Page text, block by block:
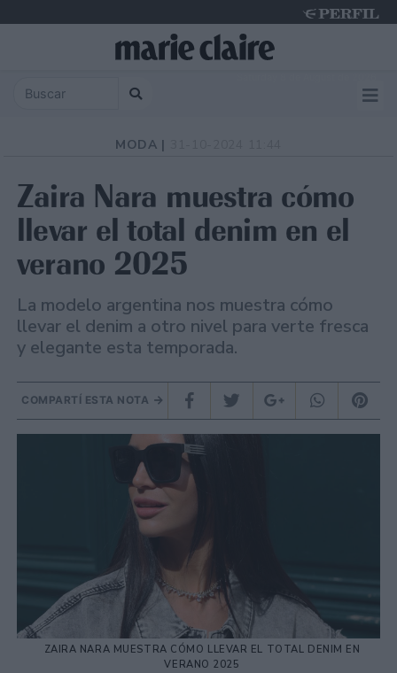
MODA |
Zaira Nara muestra cómo
llevar el total denim en el
verano 2025
La modelo argentina nos muestra cómo
llevar el denim a otro nivel para verte fresca
y elegante esta temporada.
COMPARTÍ ESTA NOTA
ZAIRA NARA MUESTRA CÓMO LLEVAR EL TOTAL DENIM EN
VERANO 2025